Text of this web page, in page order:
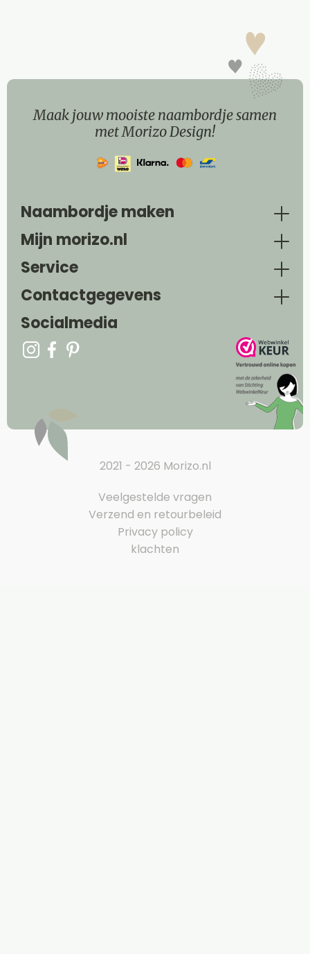
Maak jouw mooiste naambordje samen
met Morizo Design!
Naambordje maken
Mijn morizo.nl
Service
Contactgegevens
Socialmedia
2021 - 2026 Morizo.nl
Veelgestelde vragen
Verzend en retourbeleid
Privacy policy
klachten